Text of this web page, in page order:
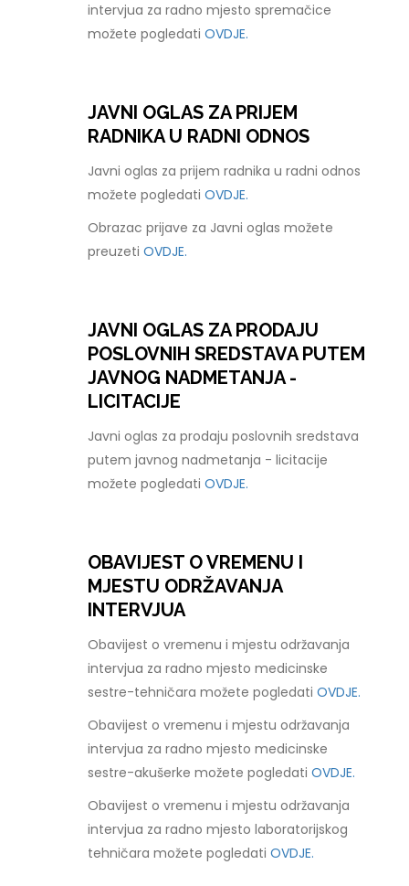
intervjua za radno mjesto spremačice
možete pogledatiOVDJE.
JAVNI OGLAS ZA PRIJEM
RADNIKA U RADNI ODNOS
Javni oglas za prijem radnika u radni odnos
možete pogledatiOVDJE.
Obrazac prijave za Javni oglas možete
preuzetiOVDJE.
JAVNI OGLAS ZA PRODAJU
POSLOVNIH SREDSTAVA PUTEM
JAVNOG NADMETANJA -
LICITACIJE
Javni oglas za prodaju poslovnih sredstava
putem javnog nadmetanja - licitacije
možete pogledatiOVDJE.
OBAVIJEST O VREMENU I
MJESTU ODRŽAVANJA
INTERVJUA
Obavijest o vremenu i mjestu održavanja
intervjua za radno mjesto medicinske
sestre-tehničara možete pogledatiOVDJE.
Obavijest o vremenu i mjestu održavanja
intervjua za radno mjesto medicinske
sestre-akušerke možete pogledatiOVDJE.
Obavijest o vremenu i mjestu održavanja
intervjua za radno mjesto laboratorijskog
tehničara možete pogledatiOVDJE.